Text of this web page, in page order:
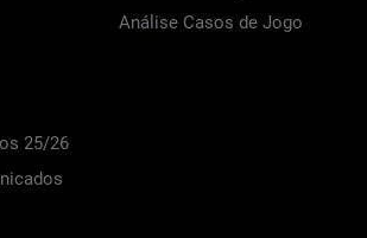
Análise Casos de Jogo
25/26